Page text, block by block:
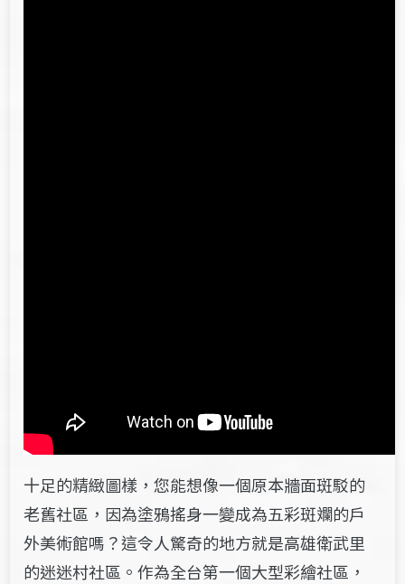
十足的精緻圖樣，您能想像一個原本牆面斑駁的
老舊社區，因為塗鴉搖身一變成為五彩斑斕的戶
外美術館嗎？這令人驚奇的地方就是高雄衛武里
的迷迷村社區。作為全台第一個大型彩繪社區，